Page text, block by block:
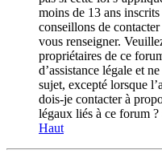
moins de 13 ans
conseillons de
vous renseigner.
propriétaires de ce
d’assistance légale et
sujet, excepté lorsque
dois-je contacter à
légaux liés à ce forum ?
Haut